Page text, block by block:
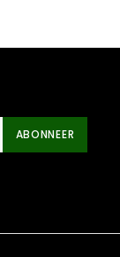
ABONNEER